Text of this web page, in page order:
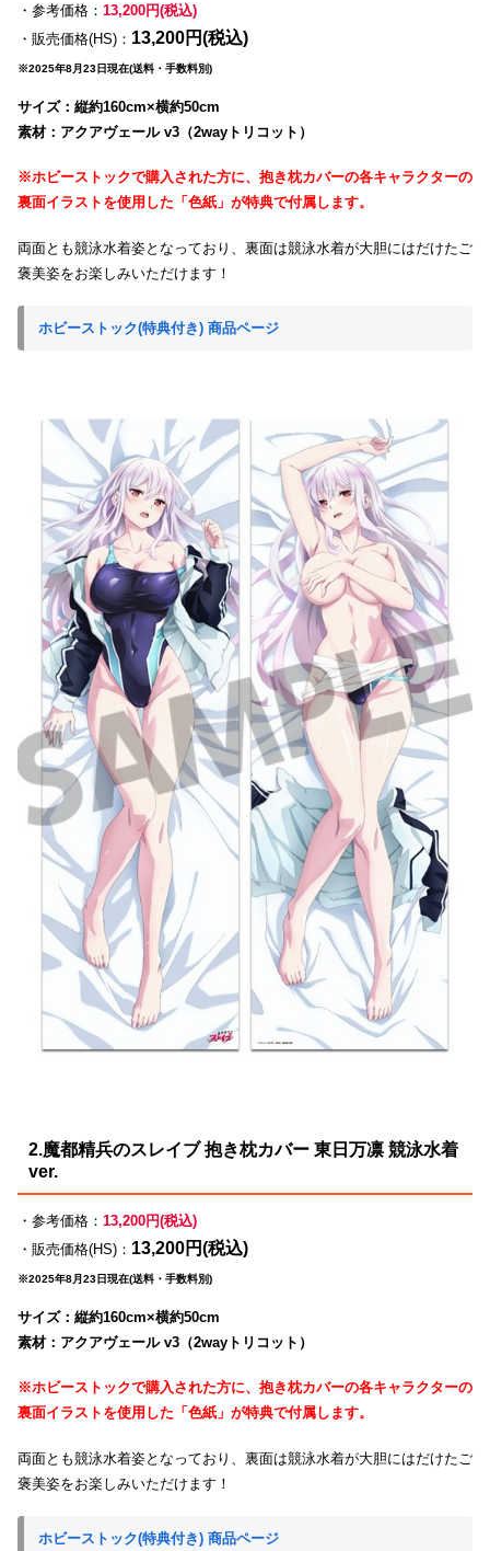
・参考価格： 13,200円(税込)
・販売価格(HS)： 13,200円(税込)
※2025年8月23日現在(送料・手数料別)
サイズ：縦約160cm×横約50cm
素材：アクアヴェール v3（2wayトリコット）
※ホビーストックで購入された方に、抱き枕カバーの各キャラクターの
裏面イラストを使用した「色紙」が特典で付属します。
両面とも競泳水着姿となっており、裏面は競泳水着が大胆にはだけたご
褒美姿をお楽しみいただけます！
ホビーストック(特典付き) 商品ページ
2.魔都精兵のスレイブ 抱き枕カバー 東日万凛 競泳水着
ver.
・参考価格： 13,200円(税込)
・販売価格(HS)： 13,200円(税込)
※2025年8月23日現在(送料・手数料別)
サイズ：縦約160cm×横約50cm
素材：アクアヴェール v3（2wayトリコット）
※ホビーストックで購入された方に、抱き枕カバーの各キャラクターの
裏面イラストを使用した「色紙」が特典で付属します。
両面とも競泳水着姿となっており、裏面は競泳水着が大胆にはだけたご
褒美姿をお楽しみいただけます！
ホビーストック(特典付き) 商品ページ